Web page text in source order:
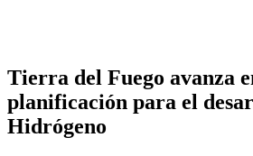
Tierra del Fuego avanza
planificación para el
Hidrógeno